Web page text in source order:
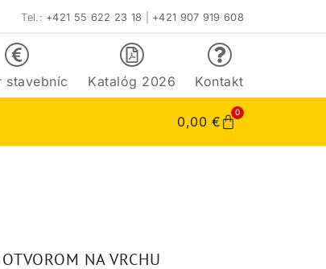
Tel.: +421 55 622 23 18 +421 907 919 608
stavebníc Katalóg 2026 Kontakt
0,00 €
0
NA VRCHU